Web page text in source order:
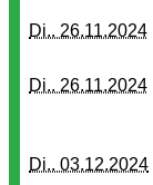
Di.. 26.11.2024
Di.. 26.11.2024
Di.. 03.12.2024